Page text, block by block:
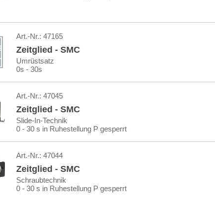
Art.-Nr.: 47165
Zeitglied - SMC
Umrüstsatz
0s - 30s
Art.-Nr.: 47045
Zeitglied - SMC
Slide-In-Technik
0 - 30 s in Ruhestellung P gesperrt
Art.-Nr.: 47044
Zeitglied - SMC
Schraubtechnik
0 - 30 s in Ruhestellung P gesperrt